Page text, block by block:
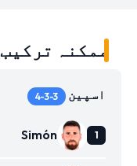
ممکنہ ترکیب
اسپین 4-3-3
Simón